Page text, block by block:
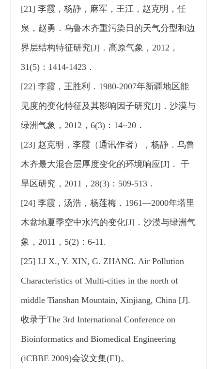
[21] 李霞，杨静，麻军，王江，赵克明，任
泉，赵勇．乌鲁木齐重污染日的天气分型和边
界层结构特征研究[J]．高原气象，2012，
31(5)：1414-1423．
[22] 李霞，王胜利．1980-2007年新疆地区能
见度的变化特征及其影响因子研究[J]．沙漠与
绿洲气象，2012，6(3)：14~20．
[23] 赵克明，李霞（通讯作者），杨静．乌鲁
木齐最大混合层厚度变化的环境响应[J]． 干
旱区研究，2011，28(3)：509-513．
[24] 李霞，汤浩，杨莲梅．1961—2000年塔里
木盆地夏季空中水汽的变化[J]．沙漠与绿洲气
象，2011，5(2)：6-11.
[25] LI X., Y. XIN, G. ZHANG. Air Pollution
Characteristics of Multi-cities in the north of
middle Tianshan Mountain, Xinjiang, China [J].
收录于The 3rd International Conference on
Bioinformatics and Biomedical Engineering
(iCBBE 2009)会议文集(EI)。